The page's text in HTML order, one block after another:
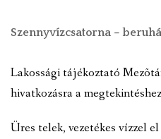
Szennyvízcsatorna –
Lakossági tájékoztató
hivatkozásra a
Üres telek, vezetékes vízzel